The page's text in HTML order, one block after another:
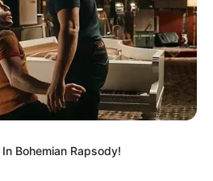
Bohemian Rapsody!